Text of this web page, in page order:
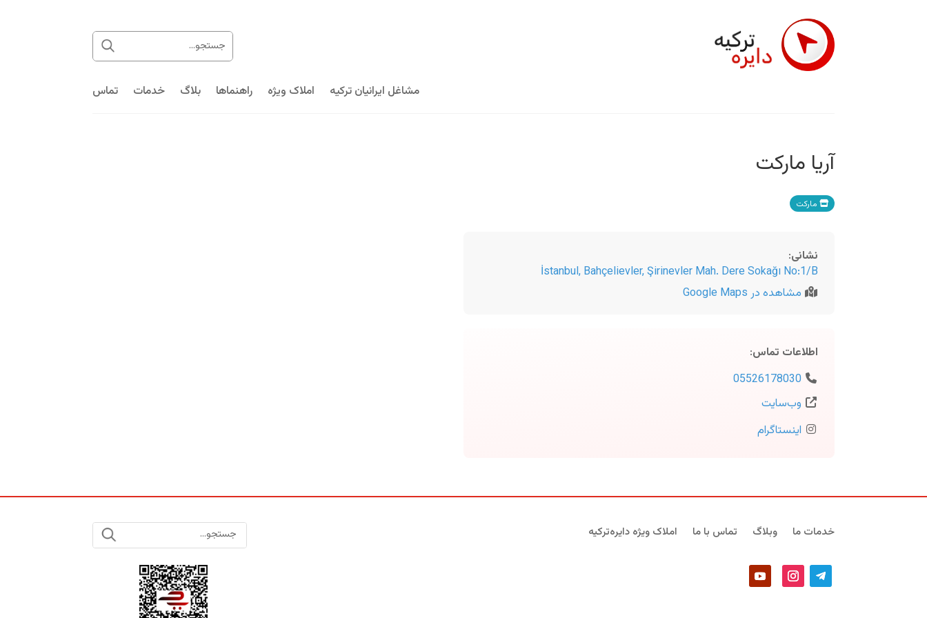
مشاغل ایرانیان ترکیه املاک ویژه راهنماها بلاگ خدمات تماس
آریا مارکت
مارکت
نشانی:
İstanbul, Bahçelievler, Şirinevler Mah. Dere Sokağı No:1/B
مشاهده در Google Maps
اطلاعات تماس:
05526178030
وب‌سایت
اینستاگرام
خدمات ما وبلاگ تماس با ما املاک ویژه دایره‌ترکیه